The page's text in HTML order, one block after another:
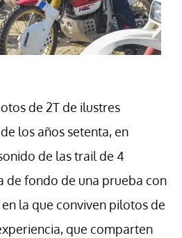
de 2T de ilustres
los años setenta, en
de las trail de 4
de fondo de una prueba con
la que conviven pilotos de
que comparten